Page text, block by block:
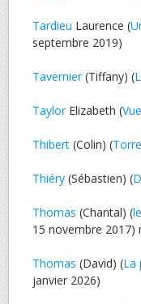
Tardieu Laurence (
septembre 2019)
Tavernier(Tiffany) (
TaylorElizabeth (
Thibert (Colin) (
Thiéry (Sébastien) (
Thomas (Chantal) (
15 novembre 2017)
Thomas (David) (La
janvier 2026)